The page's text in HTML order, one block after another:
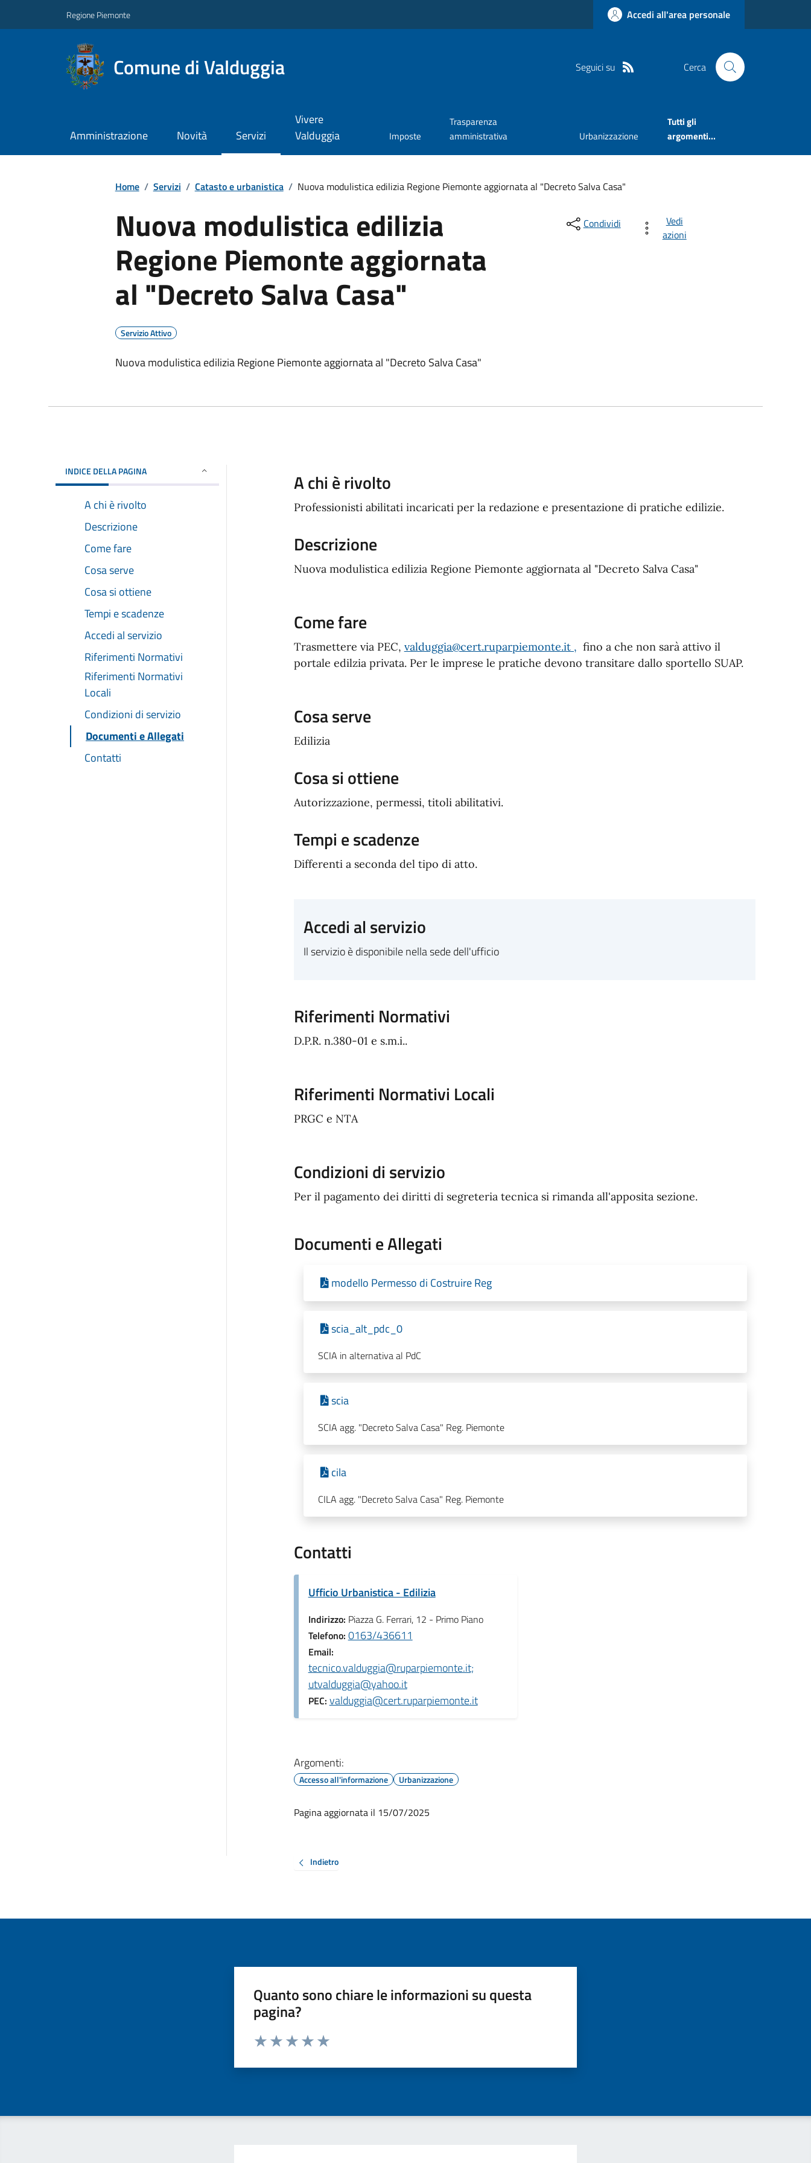
Regione Piemonte Accedi all'area personale
Comune di Valduggia Seguici su Cerca
Amministrazione Novità Servizi
Vivere
Valduggia
Imposte
Trasparenza
amministrativa
Urbanizzazione
Tutti gli
argomenti...
Home / Servizi / Catasto e urbanistica / Nuova modulistica edilizia Regione Piemonte aggiornata al "Decreto Salva Casa"
Nuova modulistica edilizia
Regione Piemonte aggiornata
al "Decreto Salva Casa"
Servizio Attivo
Nuova modulistica edilizia Regione Piemonte aggiornata al "Decreto Salva Casa"
Condividi
Vedi
azioni
INDICE DELLA PAGINA
A chi è rivolto
Descrizione
Come fare
Cosa serve
Cosa si ottiene
Tempi e scadenze
Accedi al servizio
Riferimenti Normativi
Riferimenti Normativi
Locali
Condizioni di servizio
Documenti e Allegati
Contatti
A chi è rivolto
Professionisti abilitati incaricati per la redazione e presentazione di pratiche edilizie.
Descrizione
Nuova modulistica edilizia Regione Piemonte aggiornata al "Decreto Salva Casa"
Come fare
Trasmettere via PEC, valduggia@cert.ruparpiemonte.it , fino a che non sarà attivo il
portale edilzia privata. Per le imprese le pratiche devono transitare dallo sportello SUAP.
Cosa serve
Edilizia
Cosa si ottiene
Autorizzazione, permessi, titoli abilitativi.
Tempi e scadenze
Differenti a seconda del tipo di atto.
Accedi al servizio
Il servizio è disponibile nella sede dell'ufficio
Riferimenti Normativi
D.P.R. n.380-01 e s.m.i..
Riferimenti Normativi Locali
PRGC e NTA
Condizioni di servizio
Per il pagamento dei diritti di segreteria tecnica si rimanda all'apposita sezione.
Documenti e Allegati
modello Permesso di Costruire Reg
scia_alt_pdc_0
SCIA in alternativa al PdC
scia
SCIA agg. "Decreto Salva Casa" Reg. Piemonte
cila
CILA agg. "Decreto Salva Casa" Reg. Piemonte
Contatti
Ufficio Urbanistica - Edilizia
Indirizzo: Piazza G. Ferrari, 12 - Primo Piano
Telefono:0163/436611
Email:
tecnico.valduggia@ruparpiemonte.it;
utvalduggia@yahoo.it
PEC:valduggia@cert.ruparpiemonte.it
Argomenti:
Accesso all'informazione Urbanizzazione
Pagina aggiornata il 15/07/2025
Indietro
Quanto sono chiare le informazioni su questa
pagina?
Valuta da 1 a 5 stelle la pagina